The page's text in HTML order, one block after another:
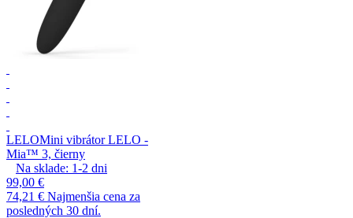
LELOMini vibrátor LELO -
Mia™ 3, čierny
Na sklade: 1-2 dni
99,00 €
74,21 € Najmenšia cena za
posledných 30 dní.